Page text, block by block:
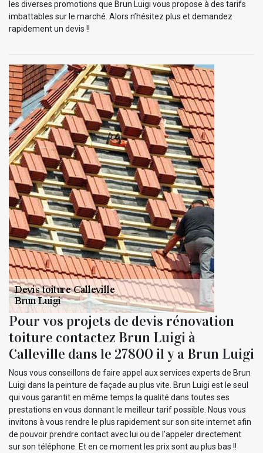
les diverses promotions que Brun Luigi vous propose à des tarifs
imbattables sur le marché. Alors n’hésitez plus et demandez
rapidement un devis !!
Pour vos projets de devis rénovation
toiture contactez Brun Luigi à
Calleville dans le 27800 il y a Brun Luigi
Nous vous conseillons de faire appel aux services experts de Brun
Luigi dans la peinture de façade au plus vite. Brun Luigi est le seul
qui vous garantit en même temps la qualité dans toutes ses
prestations en vous donnant le meilleur tarif possible. Nous vous
invitons à vous rendre le plus rapidement sur son site internet afin
de pouvoir prendre contact avec lui ou de l’appeler directement
sur son téléphone. Et en ce moment les prix sont au plus bas !!